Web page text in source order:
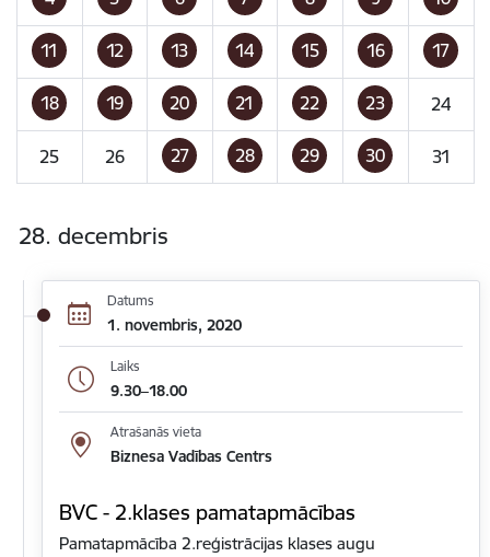
11 12 13 14 15 16 17
18 19 20 21 22 23 24
25 26 27 28 29 30 31
28. decembris
Datums
1. novembris, 2020
Laiks
9.30–18.00
Atrašanās vieta
Biznesa Vadības Centrs
BVC - 2.klases pamatapmācības
Pamatapmācība 2.reģistrācijas klases augu